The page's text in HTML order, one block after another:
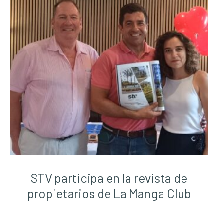
STV participa en la revista de
propietarios de La Manga Club